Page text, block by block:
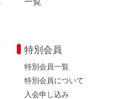
特別会員
特別会員一覧
特別会員について
入会申し込み